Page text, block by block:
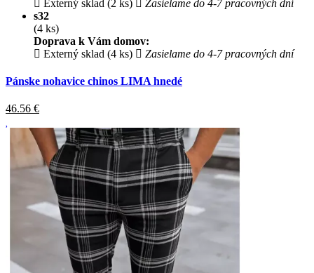
Externý sklad (2 ks)
Zasielame do 4-7 pracovných dní
s32
(4 ks)
Doprava k Vám domov:
Externý sklad (4 ks)
Zasielame do 4-7 pracovných dní
Pánske nohavice chinos LIMA hnedé
46.56 €